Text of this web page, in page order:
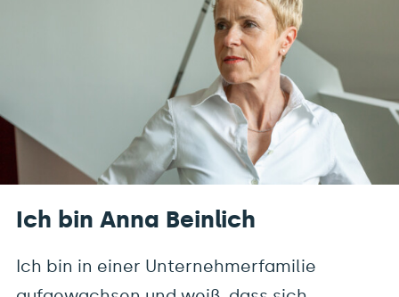
Ich bin Anna Beinlich
Ich bin in einer Unternehmerfamilie